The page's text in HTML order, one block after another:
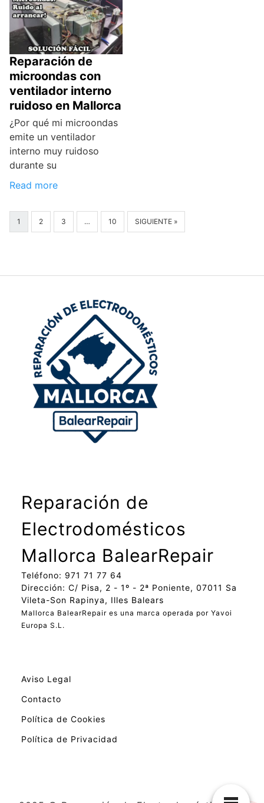
Reparación de
microondas con
ventilador interno
ruidoso en Mallorca
¿Por qué mi microondas
emite un ventilador
interno muy ruidoso
durante su
Read more
1 2 3 … 10 SIGUIENTE »
Reparación de
Electrodomésticos
Mallorca BalearRepair
Teléfono: 971 71 77 64
Dirección: C/ Pisa, 2 - 1º - 2ª Poniente, 07011 Sa
Vileta-Son Rapinya, Illes Balears
Mallorca BalearRepair es una marca operada por Yavoi
Europa S.L.
Aviso Legal
Contacto
Política de Cookies
Política de Privacidad